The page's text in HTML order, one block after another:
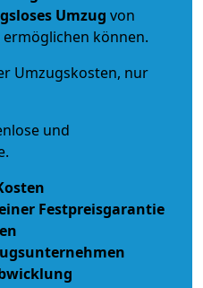
Umzug von
können.
Umzugskosten, nur
und
Festpreisgarantie